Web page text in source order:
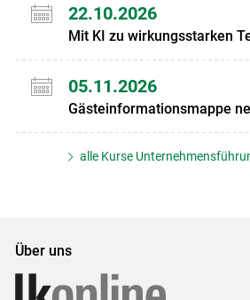
22.10.2026
Mit KI zu wirkungsstarken
05.11.2026
Gästeinformationsmappe
alle Kurse
Über uns